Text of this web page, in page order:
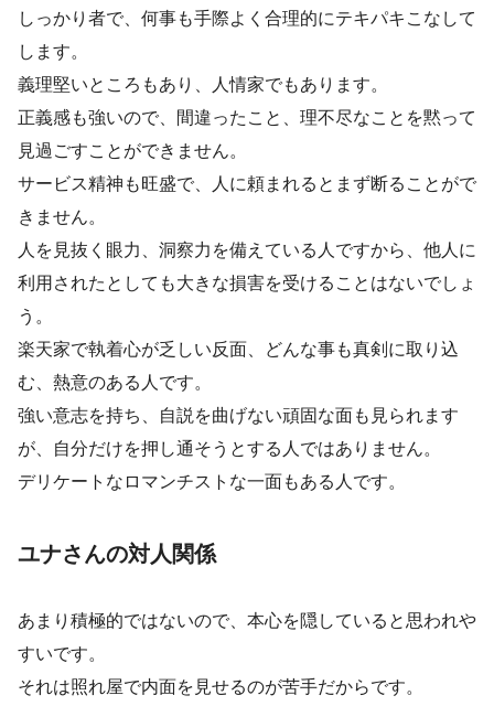
しっかり者で、何事も手際よく合理的にテキパキこなして
します。
義理堅いところもあり、人情家でもあります。
正義感も強いので、間違ったこと、理不尽なことを黙って
見過ごすことができません。
サービス精神も旺盛で、人に頼まれるとまず断ることがで
きません。
人を見抜く眼力、洞察力を備えている人ですから、他人に
利用されたとしても大きな損害を受けることはないでしょ
う。
楽天家で執着心が乏しい反面、どんな事も真剣に取り込
む、熱意のある人です。
強い意志を持ち、自説を曲げない頑固な面も見られます
が、自分だけを押し通そうとする人ではありません。
デリケートなロマンチストな一面もある人です。
ユナさんの対人関係
あまり積極的ではないので、本心を隠していると思われや
すいです。
それは照れ屋で内面を見せるのが苦手だからです。